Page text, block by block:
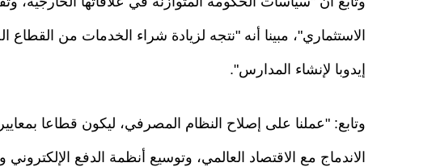
الاستثماري"، مبينا أنه "نتجه لزيادة شراء الخدمات من
إيدوبا لإنشاء المدارس".
وتابع: "عملنا على إصلاح النظام المصرفي، ليكون قطاعا
الاندماج مع الاقتصاد العالمي، وتوسيع أنظمة الدفع